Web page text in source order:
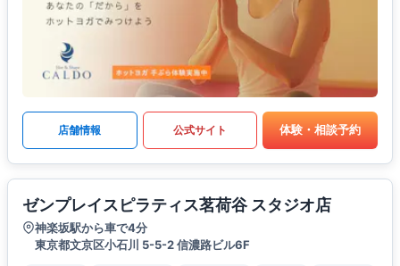
店舗情報 公式サイト 体験・相談予約
ゼンプレイスピラティス茗荷谷 スタジオ店
神楽坂駅から車で4分
東京都文京区小石川 5-5-2 信濃路ビル6F